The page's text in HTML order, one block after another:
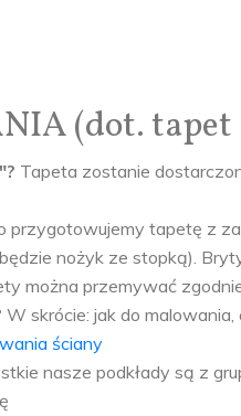
(dot.
Tapeta zostanie
przygotowujemy tapetę z
nożyk ze stopką).
można przemywać
W skrócie: jak do
ściany
nasze podkłady są z